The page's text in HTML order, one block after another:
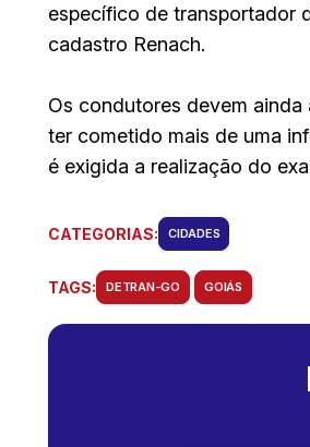
específico de transportador
cadastro Renach.
Os condutores devem
ter cometido mais de uma
é exigida a realização do
CATEGORIAS: CIDADES
TAGS: DETRAN-GO GOIÁS